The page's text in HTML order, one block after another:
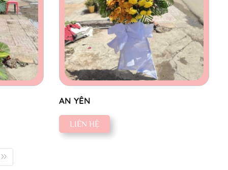
AN YÊN
LIÊN HỆ